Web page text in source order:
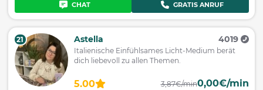
CHAT GRATIS ANRUF
21 Astella 4019
Italienische Einfühlsames Licht-Medium berät
dich liebevoll zu allen Themen.
5.00 3,87€/min0,00€/min